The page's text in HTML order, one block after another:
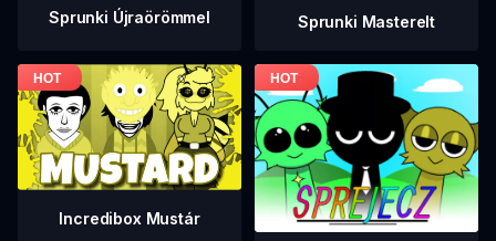
Sprunki Újraörömmel Sprunki Masterelt
Incredibox Mustár